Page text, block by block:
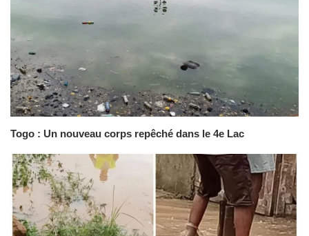
Togo : Un nouveau corps repêché dans le 4e Lac